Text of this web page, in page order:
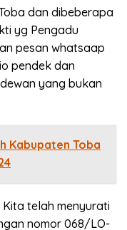
dan dibeberapa
yg Pengadu
pesan whatsaap
pendek dan
yang bukan
Kabupaten Toba
Kita telah menyurati
nomor 068/LO-